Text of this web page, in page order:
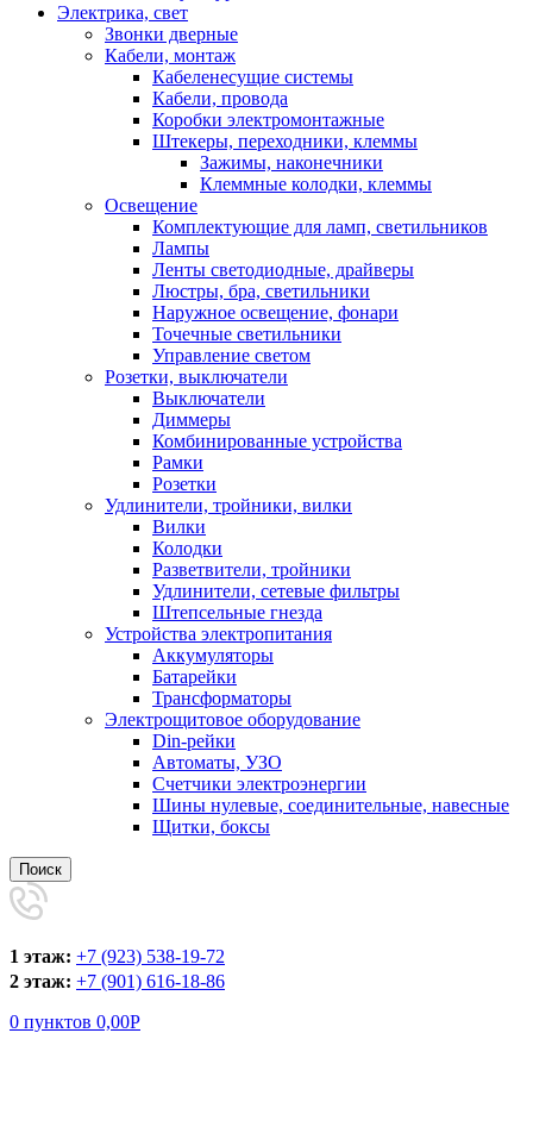
Электрика, свет
Звонки дверные
Кабели, монтаж
Кабеленесущие системы
Кабели, провода
Коробки электромонтажные
Штекеры, переходники, клеммы
Зажимы, наконечники
Клеммные колодки, клеммы
Освещение
Комплектующие для ламп, светильников
Лампы
Ленты светодиодные, драйверы
Люстры, бра, светильники
Наружное освещение, фонари
Точечные светильники
Управление светом
Розетки, выключатели
Выключатели
Диммеры
Комбинированные устройства
Рамки
Розетки
Удлинители, тройники, вилки
Вилки
Колодки
Разветвители, тройники
Удлинители, сетевые фильтры
Штепсельные гнезда
Устройства электропитания
Аккумуляторы
Батарейки
Трансформаторы
Электрощитовое оборудование
Din-рейки
Автоматы, УЗО
Счетчики электроэнергии
Шины нулевые, соединительные, навесные
Щитки, боксы
Поиск
1 этаж: +7 (923) 538-19-72
2 этаж: +7 (901) 616-18-86
0 пунктов 0,00Р